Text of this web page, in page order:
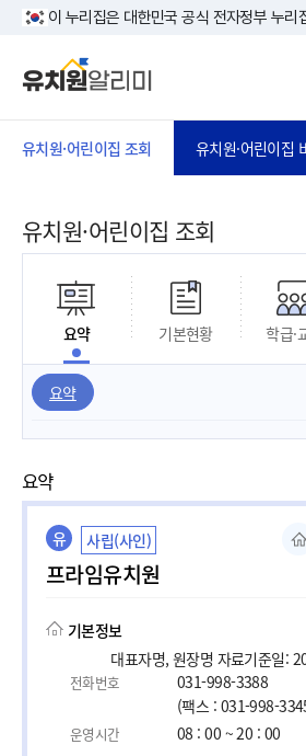
본문 바로가기
이 누리집은 대한민국 공식 전자정부 누리
유치원·어린이집 조회 유치원·어린이집
유치원·어린이집 조회
요약 기본현황 학급·
요약
요약
유 사립(사인)
프라임유치원
기본정보
대표자명, 원장명 자료기준일:
전화번호
031-998-3388
(팩스 : 031-998-
운영시간 08 : 00 ~ 20 : 00